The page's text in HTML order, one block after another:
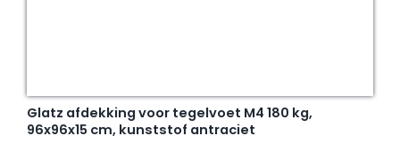
Glatz afdekking voor tegelvoet M4 180 kg,
96x96x15 cm, kunststof antraciet